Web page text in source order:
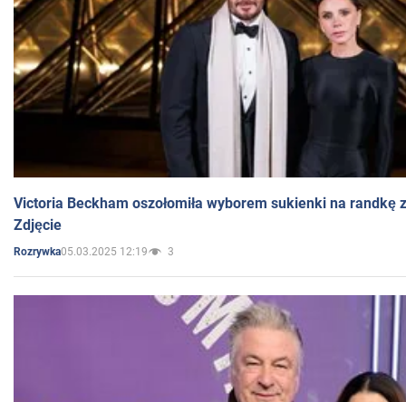
Victoria Beckham oszołomiła wyborem sukienki na randkę
Zdjęcie
Rozrywka05.03.2025 12:19 3